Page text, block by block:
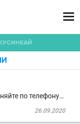

по телефону…
26.09.2020